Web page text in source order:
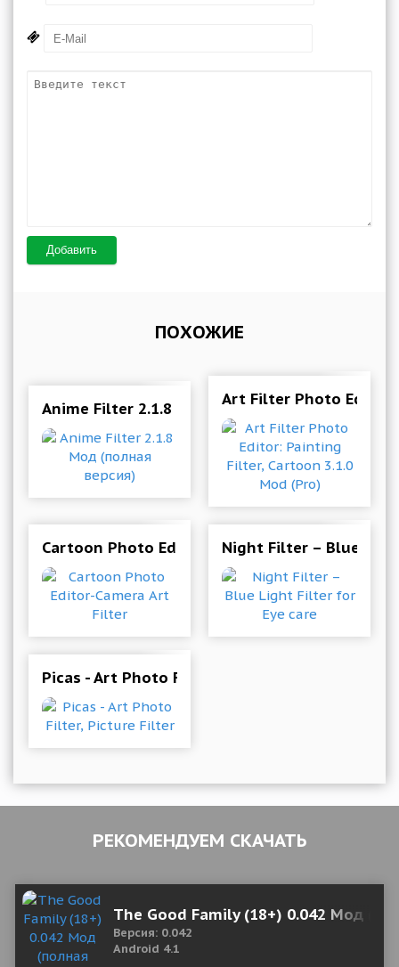
Добавить
ПОХОЖИЕ
Anime Filter 2.1.8 Мод (полная версия)
Art Filter Photo Editor:
Cartoon Photo Editor-Camera Art Filter
Night Filter – Blue
Picas - Art Photo Filter, Picture Filter
РЕКОМЕНДУЕМ СКАЧАТЬ
The Good Family (18+) 0.042 Мод
Версия: 0.042
Android 4.1